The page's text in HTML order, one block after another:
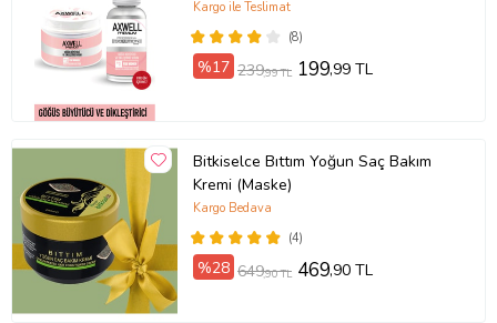
(Serum 30ml+ Krem 100ml)
(8)
Kargo ile Teslimat
%17 239,99 TL 199,99 TL
Bitkiselce Bıttım Yoğun Saç Bakım
Kremi (Maske)
(4)
Kargo Bedava
%28 649,90 TL 469,90 TL